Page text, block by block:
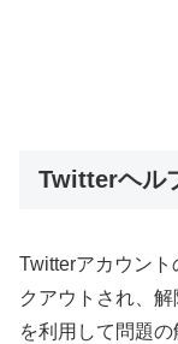
Twitterヘル
Twitterアカウン
クアウトされ、
を利用して問題の